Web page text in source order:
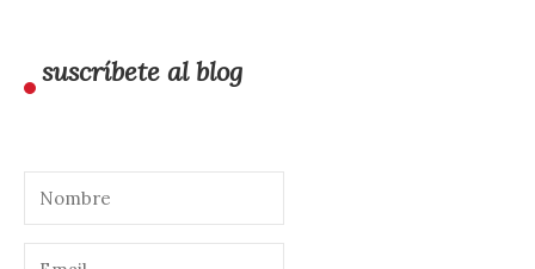
suscríbete al blog